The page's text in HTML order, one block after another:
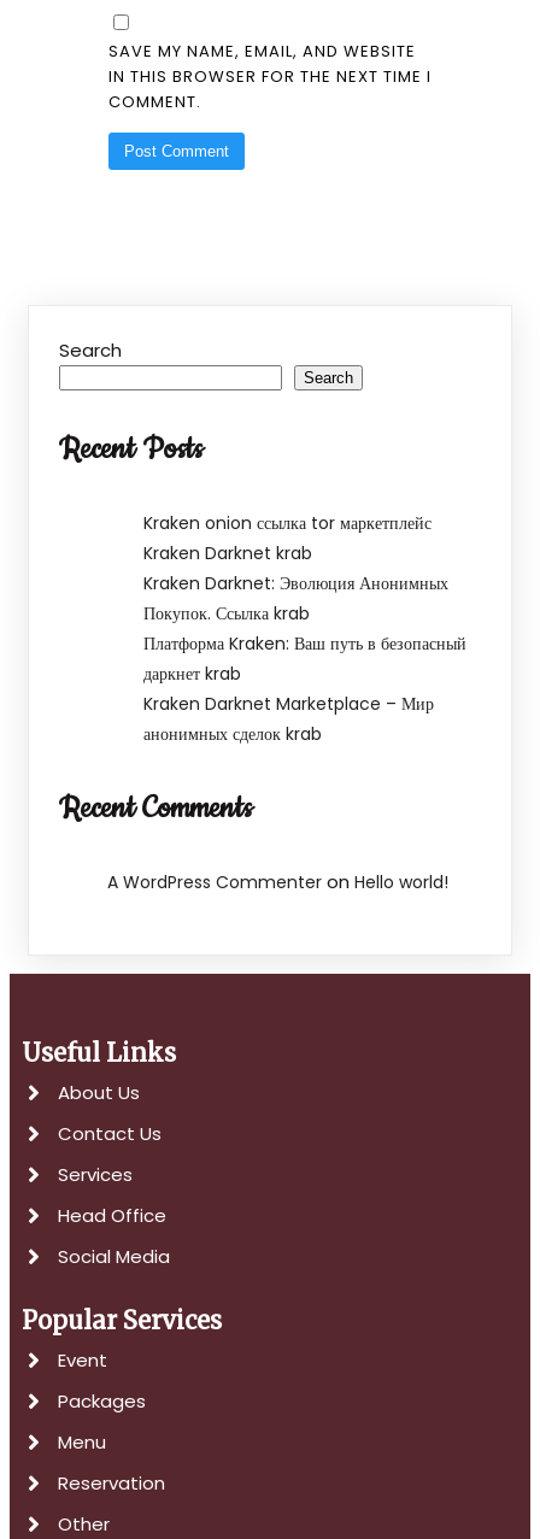
SAVE MY NAME, EMAIL, AND WEBSITE
IN THIS BROWSER FOR THE NEXT TIME I
COMMENT.
Search
Search
Recent Posts
Kraken onion ссылка tor маркетплейс
Kraken Darknet krab
Kraken Darknet: Эволюция Анонимных
Покупок. Ссылка krab
Платформа Kraken: Ваш путь в безопасный
даркнет krab
Kraken Darknet Marketplace – Мир
анонимных сделок krab
Recent Comments
A WordPress Commenter on Hello world!
Useful Links
About Us
Contact Us
Services
Head Office
Social Media
Popular Services
Event
Packages
Menu
Reservation
Other